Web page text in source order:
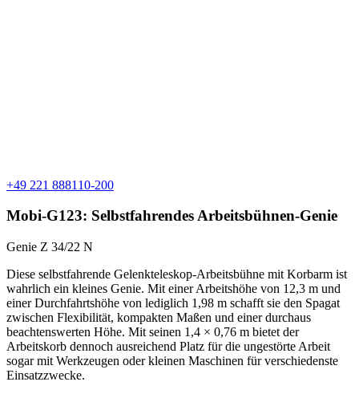
+49 221 888110-200
Mobi-G123: Selbstfahrendes Arbeitsbühnen-Genie
Genie Z 34/22 N
Diese selbstfahrende Gelenkteleskop-Arbeitsbühne mit Korbarm ist
wahrlich ein kleines Genie. Mit einer Arbeitshöhe von 12,3 m und
einer Durchfahrtshöhe von lediglich 1,98 m schafft sie den Spagat
zwischen Flexibilität, kompakten Maßen und einer durchaus
beachtenswerten Höhe. Mit seinen 1,4 × 0,76 m bietet der
Arbeitskorb dennoch ausreichend Platz für die ungestörte Arbeit
sogar mit Werkzeugen oder kleinen Maschinen für verschiedenste
Einsatzzwecke.